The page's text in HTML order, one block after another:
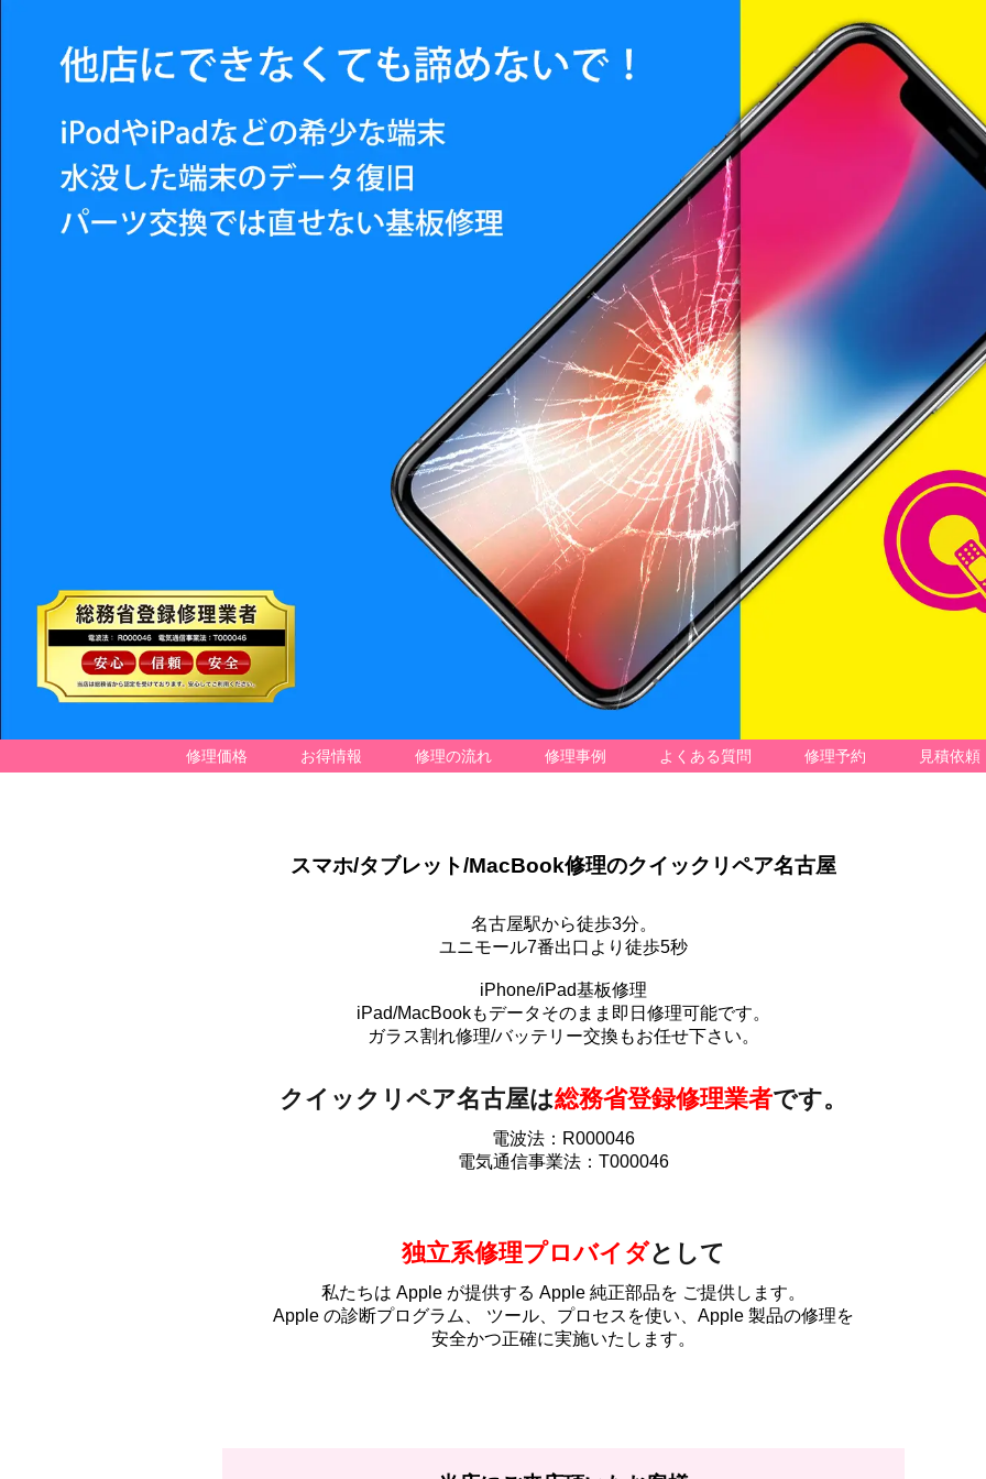
修理価格 お得情報 修理の流れ 修理事例 よくある質問 修理予約 見積依頼
スマホ/タブレット/MacBook修理のクイックリペア名古屋
名古屋駅から徒歩3分。
ユニモール7番出口より徒歩5秒
iPhone/iPad基板修理
iPad/MacBookもデータそのまま即日修理可能です。
ガラス割れ修理/バッテリー交換もお任せ下さい。
クイックリペア名古屋は総務省登録修理業者です。
電波法：R000046
電気通信事業法：T000046
独立系修理プロバイダとして
私たちは Apple が提供する Apple 純正部品を ご提供します。
Apple の診断プログラム、 ツール、プロセスを使い、Apple 製品の修理を
安全かつ正確に実施いたします。